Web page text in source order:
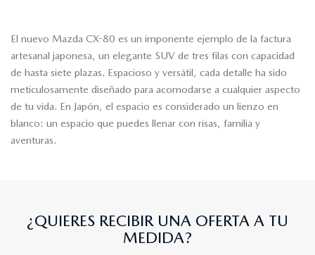
El nuevo Mazda CX-80 es un imponente ejemplo de la factura
artesanal japonesa, un elegante SUV de tres filas con capacidad
de hasta siete plazas. Espacioso y versátil, cada detalle ha sido
meticulosamente diseñado para acomodarse a cualquier aspecto
de tu vida. En Japón, el espacio es considerado un lienzo en
blanco: un espacio que puedes llenar con risas, familia y
aventuras.
¿QUIERES RECIBIR UNA OFERTA A TU
MEDIDA?